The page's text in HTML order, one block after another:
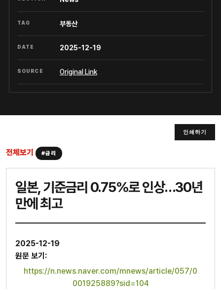
TAG 부동산
DATE 2025-12-19
SOURCE Original Link
인쇄하기
전체보기 #금리
일본, 기준금리 0.75%로 인상…30년
만에 최고
2025-12-19
원문 보기:
https://n.news.naver.com/mnews/article/057/0
001925889?sid=104